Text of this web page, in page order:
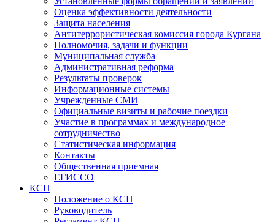
Оценка эффективности деятельности
Защита населения
Антитеррористическая комиссия города Кургана
Полномочия, задачи и функции
Муниципальная служба
Административная реформа
Результаты проверок
Информационные системы
Учрежденные СМИ
Официальные визиты и рабочие поездки
Участие в программах и международное
сотрудничество
Статистическая информация
Контакты
Общественная приемная
ЕГИССО
КСП
Положение о КСП
Руководитель